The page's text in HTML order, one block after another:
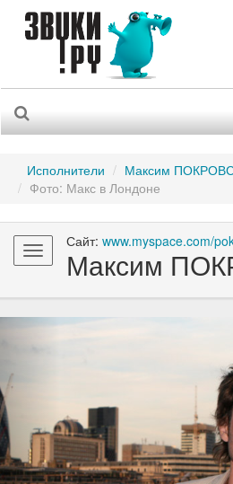
Исполнители
Максим
Фото: Макс в Лондоне
Toggle
navigation
Сайт: www.myspace.com/
Максим
Previous